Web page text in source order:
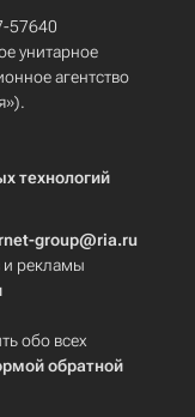
57640
унитарное
агентство
технологий
group@ria.ru
и рекламы
обо всех
обратной